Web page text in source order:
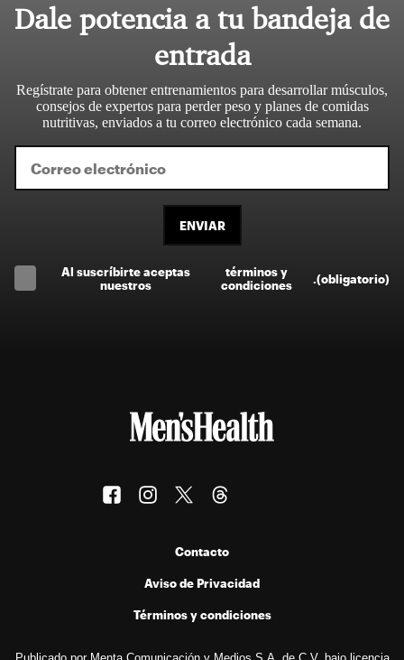
Dale potencia a tu bandeja de
entrada
Regístrate para obtener entrenamientos para desarrollar músculos,
consejos de expertos para perder peso y planes de comidas
nutritivas, enviados a tu correo electrónico cada semana.
ENVIAR
Al suscríbirte aceptas
nuestros
términos y
condiciones
(obligatorio)
Contacto
Aviso de Privacidad
Términos y condiciones